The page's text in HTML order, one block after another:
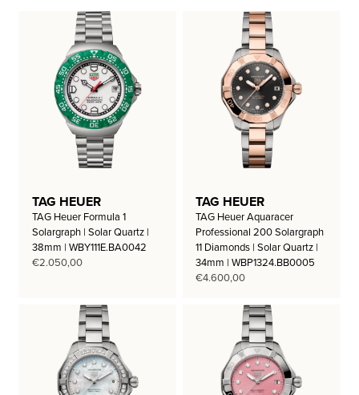
TAG HEUER
TAG Heuer Formula 1
Solargraph | Solar Quartz |
38mm | WBY111E.BA0042
€2.050,00
TAG HEUER
TAG Heuer Aquaracer
Professional 200 Solargraph
11 Diamonds | Solar Quartz |
34mm | WBP1324.BB0005
€4.600,00